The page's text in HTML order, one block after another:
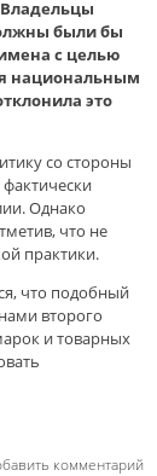
были бы
с целью
национальным
это
со стороны
Однако
что не
практики.
что подобный
второго
и товарных
комментарий